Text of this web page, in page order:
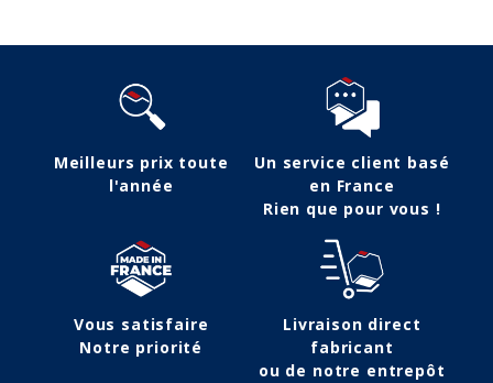
Meilleurs prix toute
l'année
Un service client basé
en France
Rien que pour vous !
Vous satisfaire
Notre priorité
Livraison direct
fabricant
ou de notre entrepôt